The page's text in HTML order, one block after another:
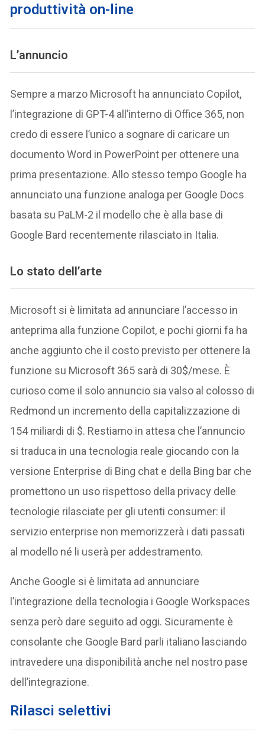
produttività on-line
L’annuncio
Sempre a marzo Microsoft ha annunciato Copilot,
l’integrazione di GPT-4 all’interno di Office 365, non
credo di essere l’unico a sognare di caricare un
documento Word in PowerPoint per ottenere una
prima presentazione. Allo stesso tempo Google ha
annunciato una funzione analoga per Google Docs
basata su PaLM-2 il modello che è alla base di
Google Bard recentemente rilasciato in Italia.
Lo stato dell’arte
Microsoft si è limitata ad annunciare l’accesso in
anteprima alla funzione Copilot, e pochi giorni fa ha
anche aggiunto che il costo previsto per ottenere la
funzione su Microsoft 365 sarà di 30$/mese. È
curioso come il solo annuncio sia valso al colosso di
Redmond un incremento della capitalizzazione di
154 miliardi di $. Restiamo in attesa che l’annuncio
si traduca in una tecnologia reale giocando con la
versione Enterprise di Bing chat e della Bing bar che
promettono un uso rispettoso della privacy delle
tecnologie rilasciate per gli utenti consumer: il
servizio enterprise non memorizzerà i dati passati
al modello né li userà per addestramento.
Anche Google si è limitata ad annunciare
l’integrazione della tecnologia i Google Workspaces
senza però dare seguito ad oggi. Sicuramente è
consolante che Google Bard parli italiano lasciando
intravedere una disponibilità anche nel nostro pase
dell’integrazione.
Rilasci selettivi